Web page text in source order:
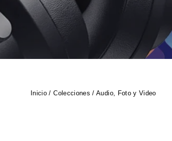
Inicio / Colecciones / Audio, Foto y Video